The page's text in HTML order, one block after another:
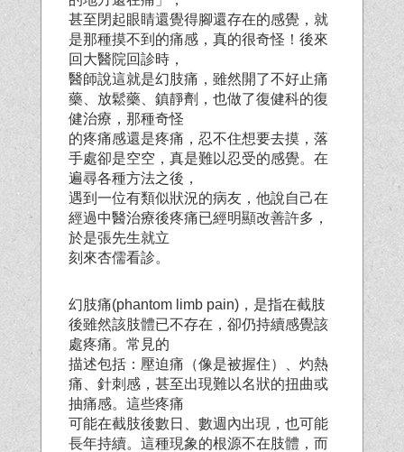
甚至閉起眼睛還覺得腳還存在的感覺，就
是那種摸不到的痛感，真的很奇怪！後來
回大醫院回診時，
醫師說這就是幻肢痛，雖然開了不好止痛
藥、放鬆藥、鎮靜劑，也做了復健科的復
健治療，那種奇怪
的疼痛感還是疼痛，忍不住想要去摸，落
手處卻是空空，真是難以忍受的感覺。在
遍尋各種方法之後，
遇到一位有類似狀況的病友，他說自己在
經過中醫治療後疼痛已經明顯改善許多，
於是張先生就立
刻來杏儒看診。
幻肢痛(phantom limb pain)，是指在截肢
後雖然該肢體已不存在，卻仍持續感覺該
處疼痛。常見的
描述包括：壓迫痛（像是被握住）、灼熱
痛、針刺感，甚至出現難以名狀的扭曲或
抽痛感。這些疼痛
可能在截肢後數日、數週內出現，也可能
長年持續。這種現象的根源不在肢體，而